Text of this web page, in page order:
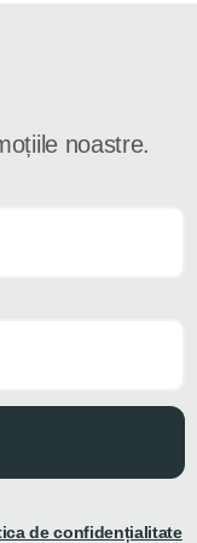
noastre.
de confidențialitate